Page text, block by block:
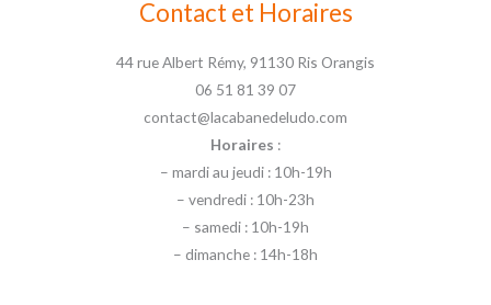
Contact et Horaires
44 rue Albert Rémy, 91130 Ris Orangis
06 51 81 39 07
contact@lacabanedeludo.com
Horaires :
– mardi au jeudi : 10h-19h
– vendredi : 10h-23h
– samedi : 10h-19h
– dimanche : 14h-18h